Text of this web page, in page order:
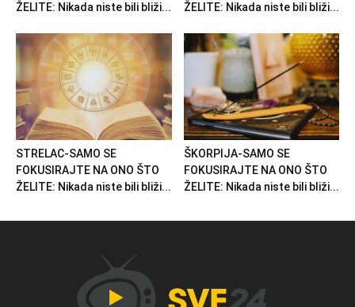
ŽELITE: Nikada niste bili bliži...
ŽELITE: Nikada niste bili bliži...
STRELAC-SAMO SE
FOKUSIRAJTE NA ONO ŠTO
ŽELITE: Nikada niste bili bliži...
ŠKORPIJA-SAMO SE
FOKUSIRAJTE NA ONO ŠTO
ŽELITE: Nikada niste bili bliži...